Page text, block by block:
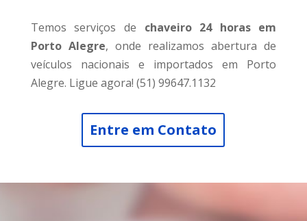
Temos serviços de chaveiro 24 horas em
Porto Alegre, onde realizamos abertura de
veículos nacionais e importados em Porto
Alegre. Ligue agora! (51) 99647.1132
Entre em Contato